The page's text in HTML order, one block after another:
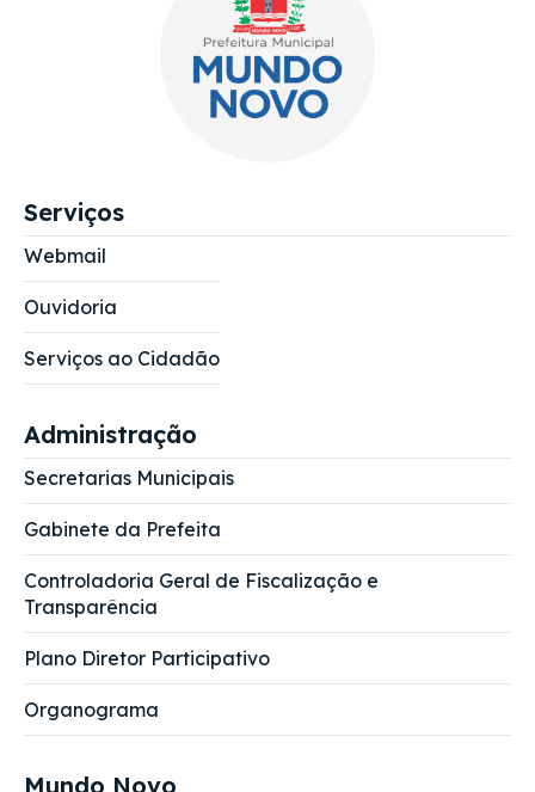
Serviços
Webmail
Ouvidoria
Serviços ao Cidadão
Administração
Secretarias Municipais
Gabinete da Prefeita
Controladoria Geral de Fiscalização e
Transparência
Plano Diretor Participativo
Organograma
Mundo Novo